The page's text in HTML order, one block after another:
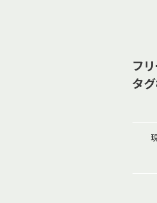
フ
タ